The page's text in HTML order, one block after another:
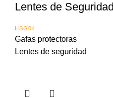
Lentes de Seguridad
HSG04
Gafas protectoras
Lentes de seguridad